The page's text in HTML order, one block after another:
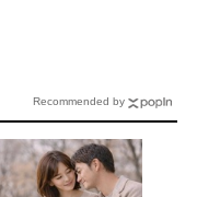
Recommended by